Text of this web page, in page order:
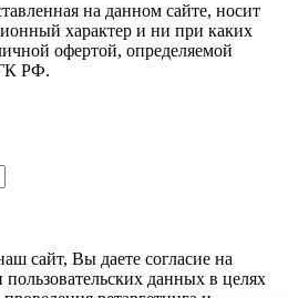
на данном сайте, носит
характер и ни при каких
офертой, определяемой
РФ.
сайт, Вы даете согласие на
данных в целях